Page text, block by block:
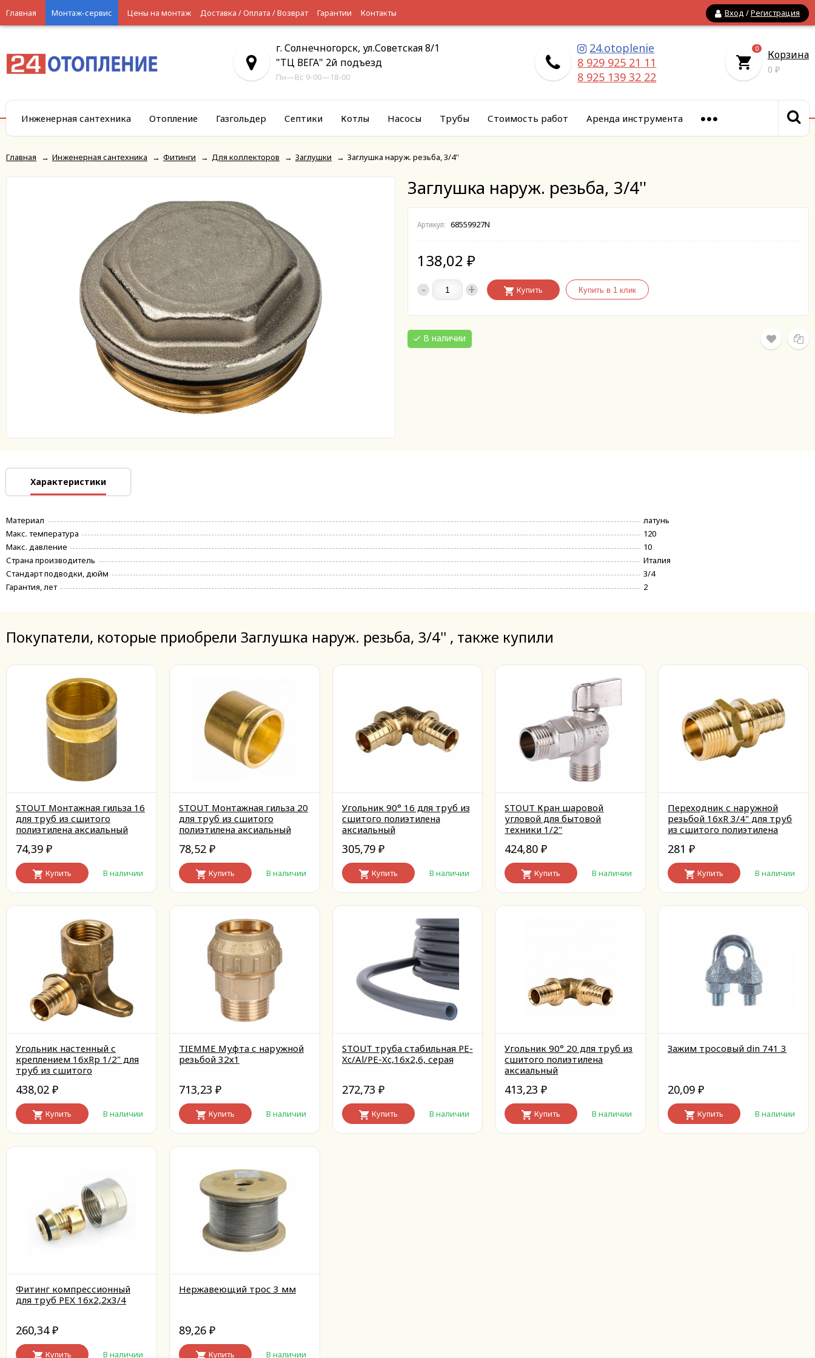
Вход /Регистрация
Главная Монтаж-сервис Цены на монтаж Доставка / Оплата / Возврат Гарантии Контакты
г. Солнечногорск, ул.Советская 8/1
"ТЦ ВЕГА" 2й подъезд
Пн—Вс 9-00—18-00
24.otoplenie
8 929 925 21 11
8 925 139 32 22
0 Корзина
0 ₽
Инженерная сантехника Отопление Газгольдер Септики Котлы Насосы Трубы Стоимость работ Аренда инструмента
Главная → Инженерная сантехника → Фитинги → Для коллекторов → Заглушки → Заглушка наруж. резьба, 3/4''
Заглушка наруж. резьба, 3/4''
Артикул: 68559927N
138,02 ₽
- + Купить
В наличии
Характеристики
Материал
латунь
Макс. температура
120
Макс. давление
10
Страна производитель
Италия
Стандарт подводки, дюйм
3/4
Гарантия, лет
2
Покупатели, которые приобрели Заглушка наруж. резьба, 3/4'' , также купили
STOUT Монтажная гильза 16
для труб из сшитого
полиэтилена аксиальный
74,39 ₽
Купить В наличии
STOUT Монтажная гильза 20
для труб из сшитого
полиэтилена аксиальный
78,52 ₽
Купить В наличии
Угольник 90° 16 для труб из
сшитого полиэтилена
аксиальный
305,79 ₽
Купить В наличии
STOUT Кран шаровой
угловой для бытовой
техники 1/2"
424,80₽
Купить В наличии
Переходник с наружной
резьбой 16xR 3/4" для труб
из сшитого полиэтилена
281₽
Купить В наличии
Угольник настенный с
креплением 16xRp 1/2" для
труб из сшитого
438,02 ₽
Купить В наличии
TIEMME Муфта с наружной
резьбой 32х1
713,23 ₽
Купить В наличии
STOUT труба стабильная PE-
Xc/Al/PE-Xc,16x2,6, серая
272,73 ₽
Купить В наличии
Угольник 90° 20 для труб из
сшитого полиэтилена
аксиальный
413,23₽
Купить В наличии
Зажим тросовый din 741 3
20,09₽
Купить В наличии
Фитинг компрессионный
для труб PEX 16х2,2х3/4
260,34 ₽
Купить В наличии
Нержавеющий трос 3 мм
89,26 ₽
Купить В наличии